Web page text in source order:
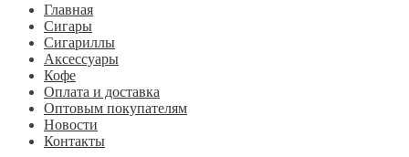
Главная
Сигары
Сигариллы
Аксессуары
Кофе
Оплата и доставка
Оптовым покупателям
Новости
Контакты